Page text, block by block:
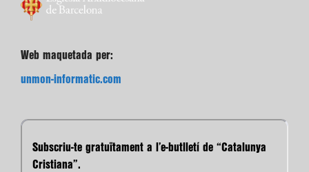
Web maquetada per:
unmon-informatic.com
Subscriu-te gratuïtament a l’e-butlletí de “Catalunya
Cristiana”.